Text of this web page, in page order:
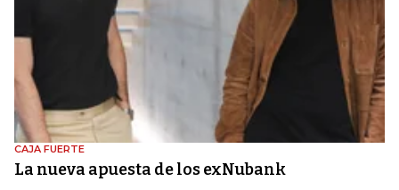
CAJA FUERTE
La nueva apuesta de los exNubank